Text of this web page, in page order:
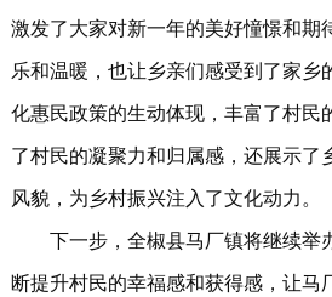
激发了大家对新一年的美好憧憬和期
乐和温暖，也让乡亲们感受到了家乡
化惠民政策的生动体现，丰富了村民
了村民的凝聚力和归属感，还展示了
风貌，为乡村振兴注入了文化动力。
下一步，全椒县马厂镇将继续举
断提升村民的幸福感和获得感，让马